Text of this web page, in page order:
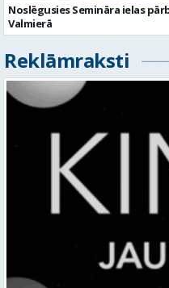
Noslēgusies Semināra ielas
Valmierā
Reklāmraksti